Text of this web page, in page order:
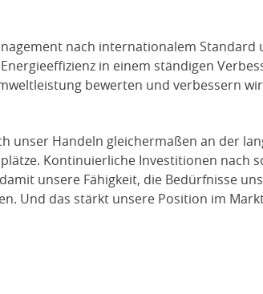
nach internationalem
in einem ständigen
bewerten und verbessern
unser Handeln gleichermaßen an der
Kontinuierliche Investitionen nach
unsere Fähigkeit, die Bedürfnisse
Und das stärkt unsere Position im